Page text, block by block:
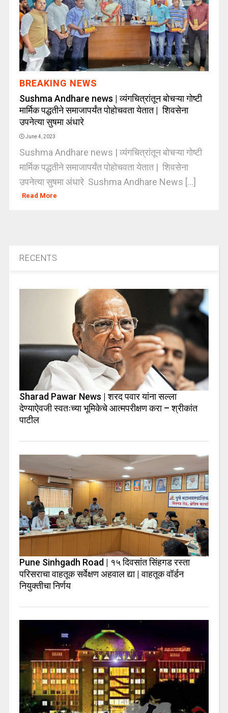
BREAKING NEWS
Sushma Andhare news | व्यंगचित्रांतून बोचऱ्या गोष्टी
मार्मिक पद्धतीने समाजापर्यंत पोहोचवता येतात | शिवसेना
उपनेत्या सुषमा अंधारे
June 4, 2023
Sushma Andhare news | व्यंगचित्रांतून बोचऱ्या गोष्टी
मार्मिक पद्धतीने समाजापर्यंत पोहोचवता येतात | शिवसेना
उपनेत्या सुषमा अंधारे Sushma Andhare News [...]
Read More
RECENTS
Sharad Pawar News | शरद पवार यांना सल्ला
देण्याऐवजी स्वतःच्या भूमिकेचे आत्मपरीक्षण करा – श्रीकांत
पाटील
Pune Sinhgadh Road | १५ दिवसांत सिंहगड रस्ता
परिसराचा वाहतूक सर्वेक्षण अहवाल द्या | वाहतूक वॉर्डन
नियुक्तीचा निर्णय